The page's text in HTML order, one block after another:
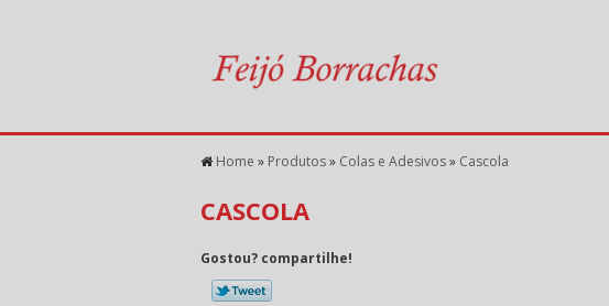
Home » Produtos» Colas e Adesivos» Cascola
CASCOLA
Gostou? compartilhe!